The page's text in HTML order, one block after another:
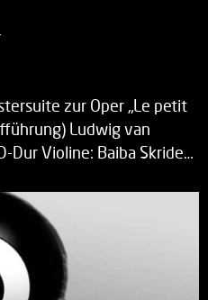
zur Oper „Le petit
Ludwig van
Dur Violine: Baiba Skride…